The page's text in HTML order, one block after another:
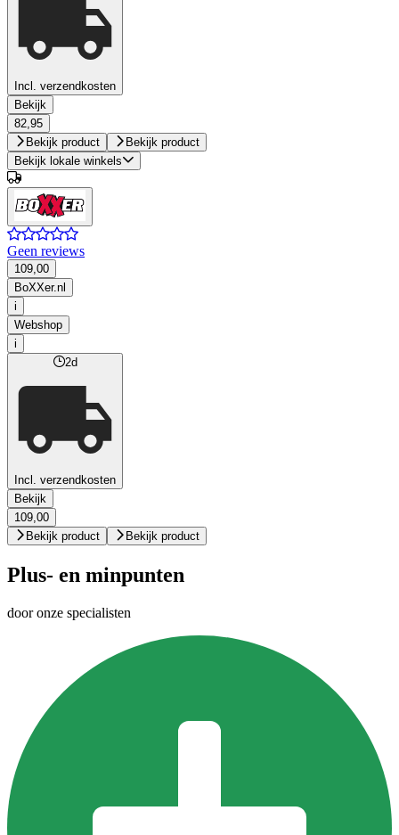
Incl. verzendkosten
Bekijk
82,95
Bekijk product
Bekijk product
Bekijk lokale winkels
Geen reviews
109,00
BoXXer.nl
i
Webshop
i
2d
Incl. verzendkosten
Bekijk
109,00
Bekijk product
Bekijk product
Plus- en minpunten
door onze specialisten